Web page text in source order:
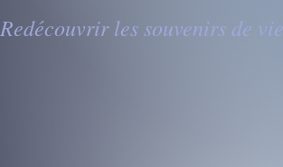
Redécouvrir les souvenirs de